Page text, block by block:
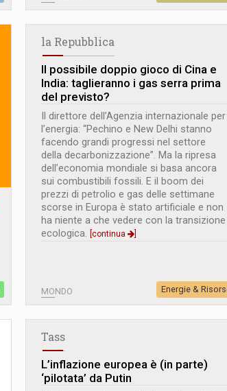
la Repubblica
Il possibile doppio gioco di Cina e
India: taglieranno i gas serra prima
del previsto?
Il direttore dell’Agenzia internazionale per
l’energia: “Pechino e New Delhi stanno
facendo grandi progressi nel settore
della decarbonizzazione”. Ma la ripresa
dell’economia mondiale si basa ancora
sui combustibili fossili. E il boom dei
prezzi di petrolio e gas delle settimane
scorse in Europa è stato artificiale e non
ha niente a che vedere con la transizione
ecologica. [continua ]
MONDO Energie &
Tass
L’inflazione europea è (in parte)
‘pilotata’ da Putin